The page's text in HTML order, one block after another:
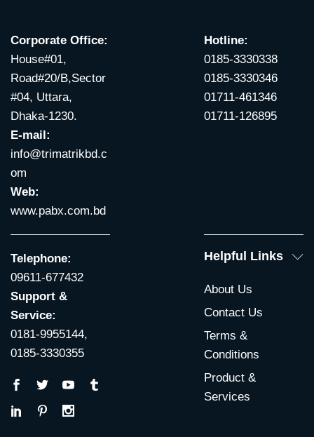
Corporate Office:
House#01,
Road#20/B,Sector
#04, Uttara,
Dhaka-1230.
E-mail:
info@trimatrikbd.c
om
Web:
www.pabx.com.bd
Hotline:
0185-3330338
0185-3330346
01711-461346
01711-126895
Telephone:
09611-677432
Support &
Service:
0181-9955144,
0185-3330355
Helpful Links
About Us
Contact Us
Terms &
Conditions
Product &
Services